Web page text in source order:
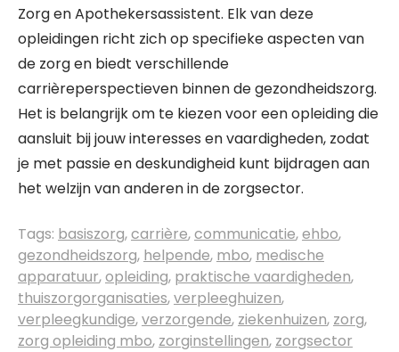
Zorg en Apothekersassistent. Elk van deze
opleidingen richt zich op specifieke aspecten van
de zorg en biedt verschillende
carrièreperspectieven binnen de gezondheidszorg.
Het is belangrijk om te kiezen voor een opleiding die
aansluit bij jouw interesses en vaardigheden, zodat
je met passie en deskundigheid kunt bijdragen aan
het welzijn van anderen in de zorgsector.
Tags: basiszorg,carrière,communicatie,ehbo,
gezondheidszorg, helpende, mbo, medische
apparatuur,opleiding, praktische vaardigheden,
thuiszorgorganisaties,verpleeghuizen,
verpleegkundige,verzorgende, ziekenhuizen, zorg,
zorg opleiding mbo, zorginstellingen, zorgsector